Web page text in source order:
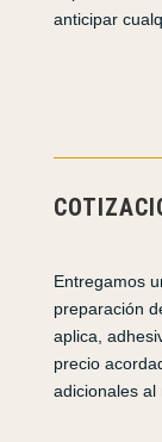
anticipar
Entregamos
preparación
aplica,
precio
adicionales al